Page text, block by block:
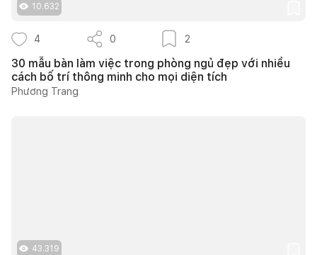
10.632
4 0 2
30 mẫu bàn làm việc trong phòng ngủ đẹp với nhiều
cách bố trí thông minh cho mọi diện tích
Phương Trang
43.319